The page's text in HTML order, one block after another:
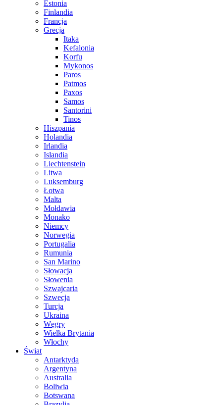
Estonia
Finlandia
Francja
Grecja
Itaka
Kefalonia
Korfu
Mykonos
Paros
Patmos
Paxos
Samos
Santorini
Tinos
Hiszpania
Holandia
Irlandia
Islandia
Liechtenstein
Litwa
Luksemburg
Łotwa
Malta
Mołdawia
Monako
Niemcy
Norwegia
Portugalia
Rumunia
San Marino
Słowacja
Słowenia
Szwajcaria
Szwecja
Turcja
Ukraina
Węgry
Wielka Brytania
Włochy
Świat
Antarktyda
Argentyna
Australia
Boliwia
Botswana